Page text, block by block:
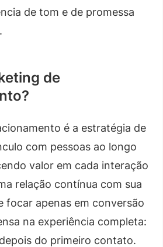
de tom e de promessa
de
é a estratégia de
com pessoas ao longo
valor em cada interação
relação contínua com sua
focar apenas em conversão
na experiência completa:
do primeiro contato.